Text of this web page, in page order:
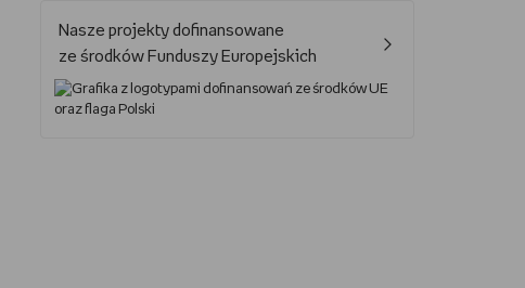
Jak oglądać Marvela?
Jak grać w UNO?
Kalendarz świąt nietypowych
Nasze projekty dofinansowane
ze środków Funduszy Europejskich